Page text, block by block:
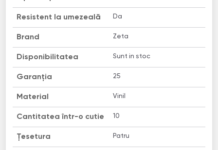
Resistent la umezeală Da
Brand Zeta
Disponibilitatea Sunt in stoc
Garanția 25
Material Vinil
Cantitatea într-o cutie 10
Țesetura Patru